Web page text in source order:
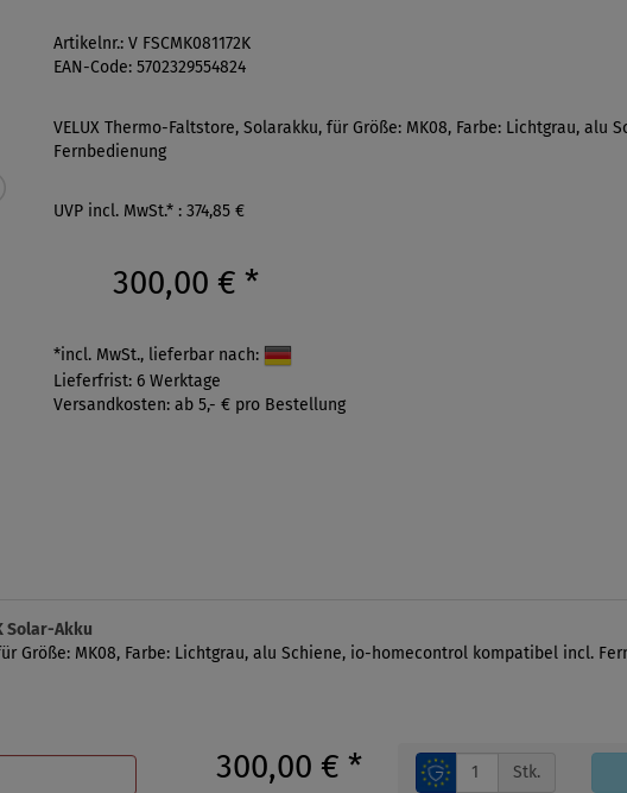
Artikelnr.: V FSCMK081172K
EAN-Code: 5702329554824
VELUX Thermo-Faltstore, Solarakku, für Größe: MK08, Farbe: Lichtgrau,
Fernbedienung
UVP incl. MwSt.* : 374,85 €
300,00 € *
*incl. MwSt., lieferbar nach:
Lieferfrist: 6 Werktage
Versandkosten: ab 5,- € pro Bestellung
Solar-Akku
Größe: MK08, Farbe: Lichtgrau, alu Schiene, io-homecontrol kompatibel incl.
300,00 € * Stk.